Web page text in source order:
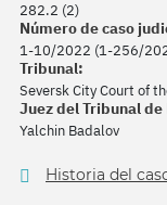
282.2 (2)
Número de caso
1-10/2022 (1-256/
Tribunal:
Seversk City Court of
Juez del Tribunal
Yalchin Badalov
Historia del